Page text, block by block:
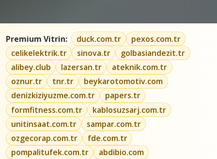
Premium Vitrin: duck.com.tr
pexos.com.tr
celikelektrik.tr
sinova.tr
golbasiandezit.tr
alibey.club
lazersan.tr
ateknik.com.tr
oznur.tr
tnr.tr
beykarotomotiv.com
denizkiziyuzme.com.tr
papers.tr
formfitness.com.tr
kablosuzsarj.com.tr
unitinsaat.com.tr
sampar.com.tr
ozgecorap.com.tr
fde.com.tr
pompalitufek.com.tr
abdibio.com